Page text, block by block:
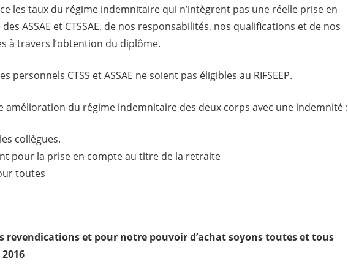
les taux du régime indemnitaire qui n’intègrent pas une réelle prise en
ASSAE et CTSSAE, de nos responsabilités, nos qualifications et de nos
à travers l’obtention du diplôme.
personnels CTSS et ASSAE ne soient pas éligibles au RIFSEEP.
amélioration du régime indemnitaire des deux corps avec une indemnité :
collègues.
pour la prise en compte au titre de la retraite
toutes
revendications et pour notre pouvoir d’achat soyons toutes et tous